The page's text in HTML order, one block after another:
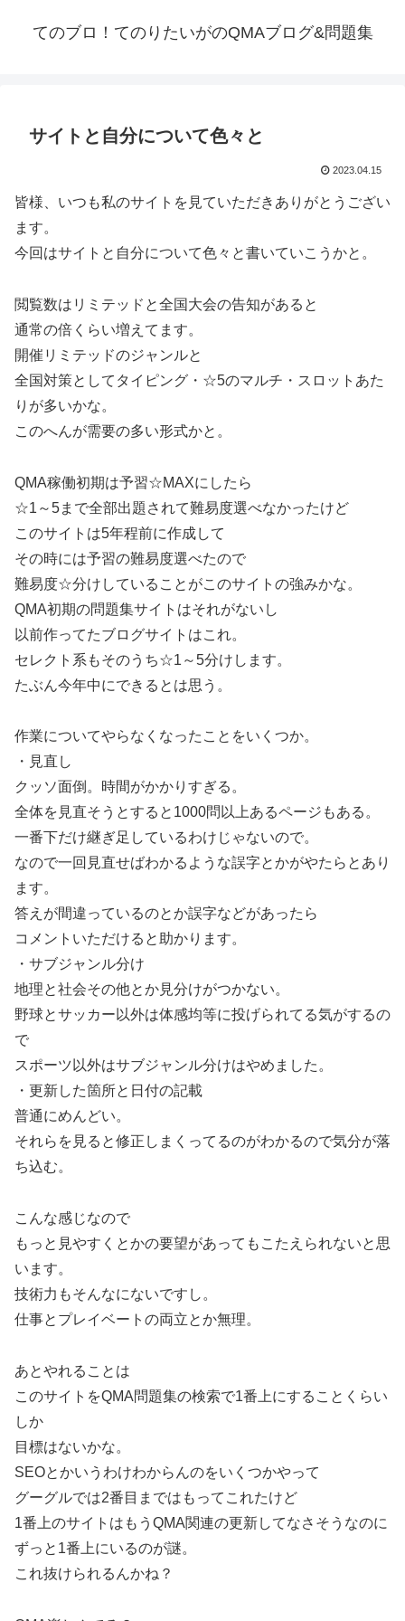
てのブロ！てのりたいがのQMAブログ&問題集
サイトと自分について色々と
2023.04.15
皆様、いつも私のサイトを見ていただきありがとうござい
ます。
今回はサイトと自分について色々と書いていこうかと。
閲覧数はリミテッドと全国大会の告知があると
通常の倍くらい増えてます。
開催リミテッドのジャンルと
全国対策としてタイピング・☆5のマルチ・スロットあた
りが多いかな。
このへんが需要の多い形式かと。
QMA稼働初期は予習☆MAXにしたら
☆1～5まで全部出題されて難易度選べなかったけど
このサイトは5年程前に作成して
その時には予習の難易度選べたので
難易度☆分けしていることがこのサイトの強みかな。
QMA初期の問題集サイトはそれがないし
以前作ってたブログサイトはこれ。
セレクト系もそのうち☆1～5分けします。
たぶん今年中にできるとは思う。
作業についてやらなくなったことをいくつか。
・見直し
クッソ面倒。時間がかかりすぎる。
全体を見直そうとすると1000問以上あるページもある。
一番下だけ継ぎ足しているわけじゃないので。
なので一回見直せばわかるような誤字とかがやたらとあり
ます。
答えが間違っているのとか誤字などがあったら
コメントいただけると助かります。
・サブジャンル分け
地理と社会その他とか見分けがつかない。
野球とサッカー以外は体感均等に投げられてる気がするの
で
スポーツ以外はサブジャンル分けはやめました。
・更新した箇所と日付の記載
普通にめんどい。
それらを見ると修正しまくってるのがわかるので気分が落
ち込む。
こんな感じなので
もっと見やすくとかの要望があってもこたえられないと思
います。
技術力もそんなにないですし。
仕事とプレイベートの両立とか無理。
あとやれることは
このサイトをQMA問題集の検索で1番上にすることくらい
しか
目標はないかな。
SEOとかいうわけわからんのをいくつかやって
グーグルでは2番目まではもってこれたけど
1番上のサイトはもうQMA関連の更新してなさそうなのに
ずっと1番上にいるのが謎。
これ抜けられるんかね？